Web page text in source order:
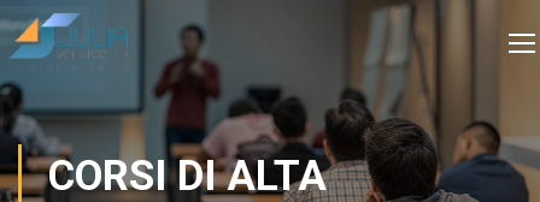
CORSI DI ALTA